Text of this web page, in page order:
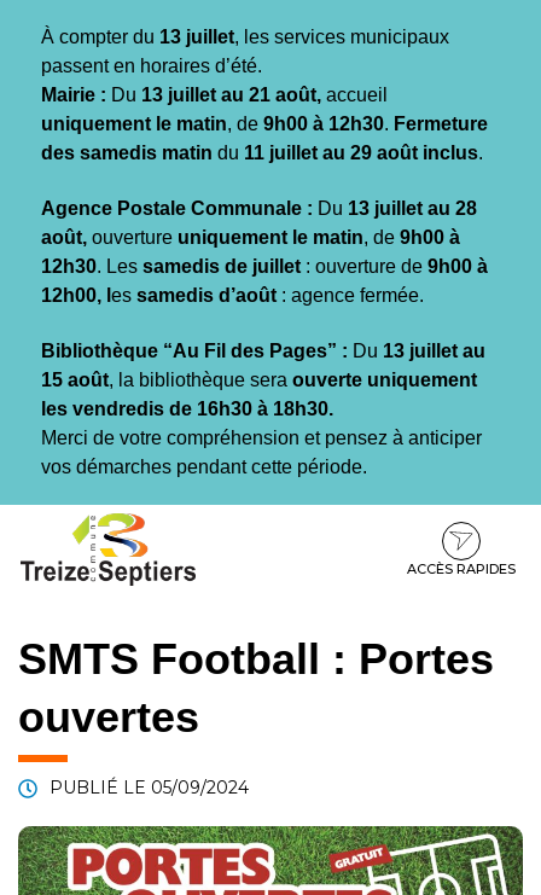
À compter du 13 juillet, les services municipaux
passent en horaires d’été.
Mairie : Du 13 juillet au 21 août, accueil
uniquement le matin, de 9h00 à 12h30. Fermeture
des samedis matin du 11 juillet au 29 août inclus.
Agence Postale Communale : Du 13 juillet au 28
août, ouverture uniquement le matin, de 9h00 à
12h30. Les samedis de juillet : ouverture de 9h00 à
12h00, l es samedis d’août : agence fermée.
Bibliothèque “Au Fil des Pages” : Du 13 juillet au
15 août, la bibliothèque sera ouverte uniquement
les vendredis de 16h30 à 18h30.
Merci de votre compréhension et pensez à anticiper
vos démarches pendant cette période.
contenu
pied
ACCÈS RAPIDES
SMTS Football : Portes
ouvertes
PUBLIÉ LE 05/09/2024